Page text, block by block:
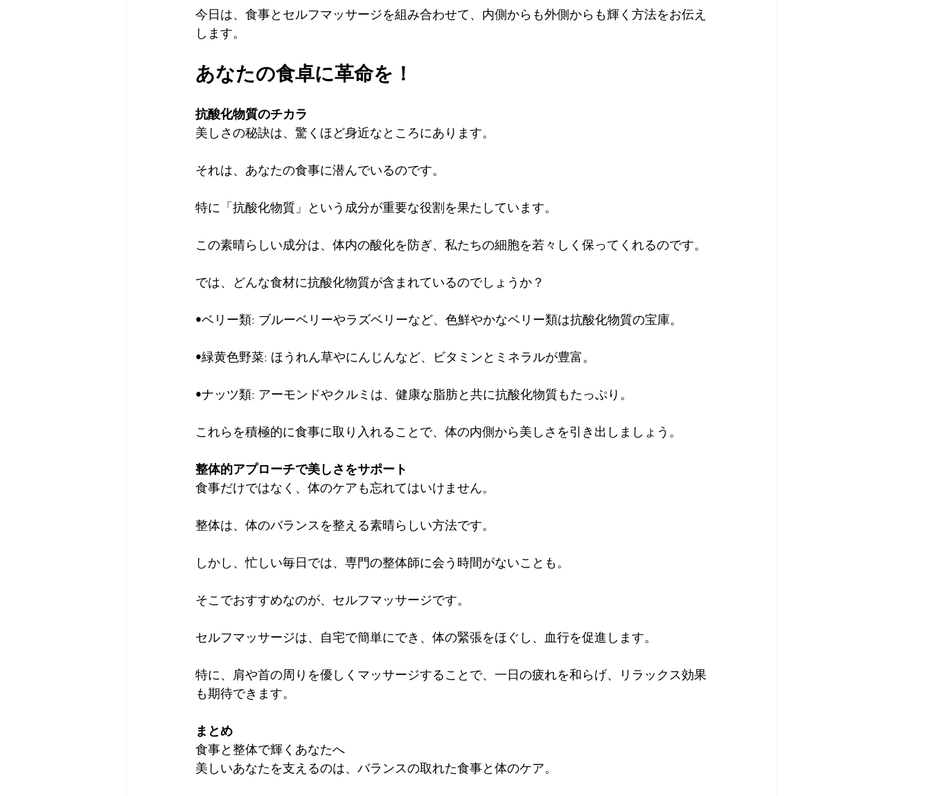
今日は、食事とセルフマッサージを組み合わせて、内側からも外側からも輝く方法をお伝え
します。
あなたの食卓に革命を！
抗酸化物質のチカラ
美しさの秘訣は、驚くほど身近なところにあります。
それは、あなたの食事に潜んでいるのです。
特に「抗酸化物質」という成分が重要な役割を果たしています。
この素晴らしい成分は、体内の酸化を防ぎ、私たちの細胞を若々しく保ってくれるのです。
では、どんな食材に抗酸化物質が含まれているのでしょうか？
•ベリー類: ブルーベリーやラズベリーなど、色鮮やかなベリー類は抗酸化物質の宝庫。
•緑黄色野菜: ほうれん草やにんじんなど、ビタミンとミネラルが豊富。
•ナッツ類: アーモンドやクルミは、健康な脂肪と共に抗酸化物質もたっぷり。
これらを積極的に食事に取り入れることで、体の内側から美しさを引き出しましょう。
整体的アプローチで美しさをサポート
食事だけではなく、体のケアも忘れてはいけません。
整体は、体のバランスを整える素晴らしい方法です。
しかし、忙しい毎日では、専門の整体師に会う時間がないことも。
そこでおすすめなのが、セルフマッサージです。
セルフマッサージは、自宅で簡単にでき、体の緊張をほぐし、血行を促進します。
特に、肩や首の周りを優しくマッサージすることで、一日の疲れを和らげ、リラックス効果
も期待できます。
まとめ
食事と整体で輝くあなたへ
美しいあなたを支えるのは、バランスの取れた食事と体のケア。